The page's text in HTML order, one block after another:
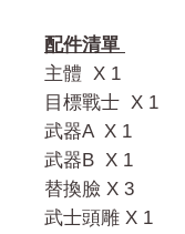
配件清單
主體 X 1
目標戰士 X 1
武器A X 1
武器B X 1
替換臉 X 3
武士頭雕 X 1